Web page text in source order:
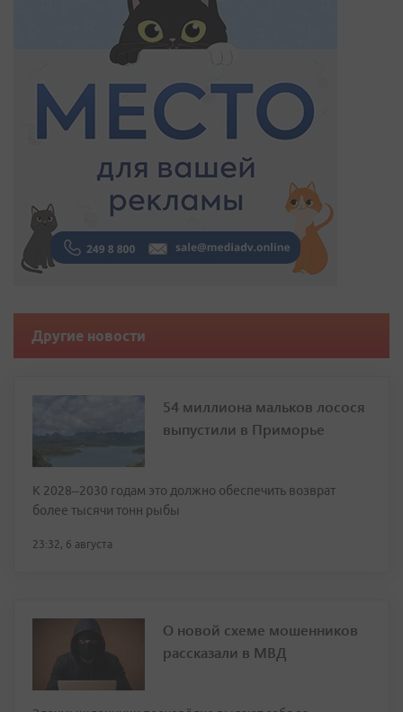
Другие новости
54 миллиона мальков лосося
выпустили в Приморье
К 2028–2030 годам это должно обеспечить возврат
более тысячи тонн рыбы
23:32, 6 августа
О новой схеме мошенников
рассказали в МВД